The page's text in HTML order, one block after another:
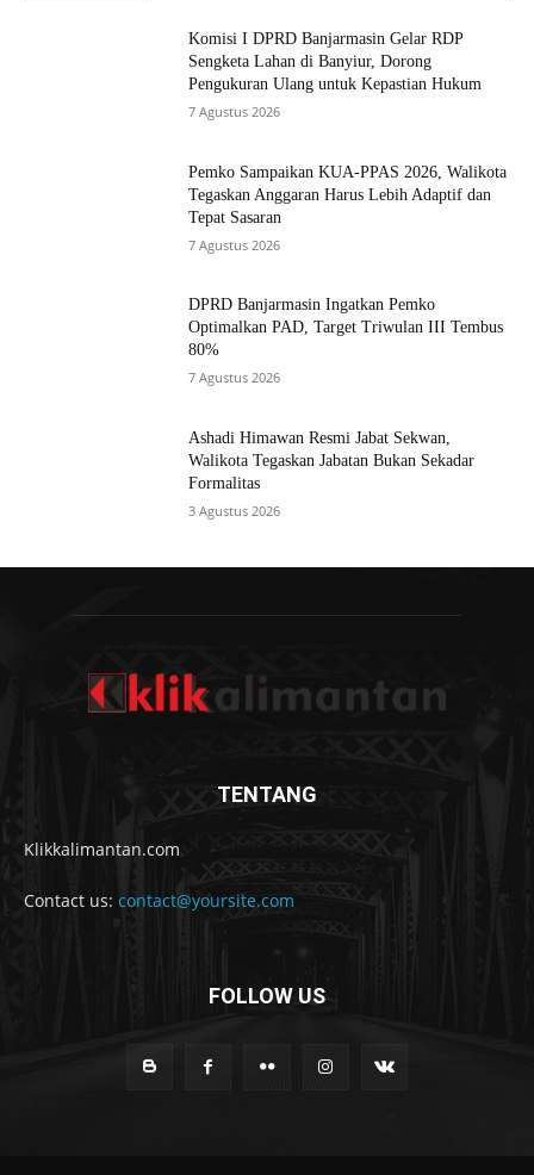
Komisi I DPRD Banjarmasin Gelar RDP
Sengketa Lahan di Banyiur, Dorong
Pengukuran Ulang untuk Kepastian Hukum
7 Agustus 2026
Pemko Sampaikan KUA-PPAS 2026, Walikota
Tegaskan Anggaran Harus Lebih Adaptif dan
Tepat Sasaran
7 Agustus 2026
DPRD Banjarmasin Ingatkan Pemko
Optimalkan PAD, Target Triwulan III Tembus
80%
7 Agustus 2026
Ashadi Himawan Resmi Jabat Sekwan,
Walikota Tegaskan Jabatan Bukan Sekadar
Formalitas
3 Agustus 2026
TENTANG
Klikkalimantan.com
Contact us: contact@yoursite.com
FOLLOW US